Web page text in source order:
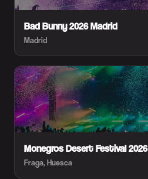
Bad Bunny 2026 Madrid
Madrid
Monegros Desert Festival 2026
Fraga, Huesca